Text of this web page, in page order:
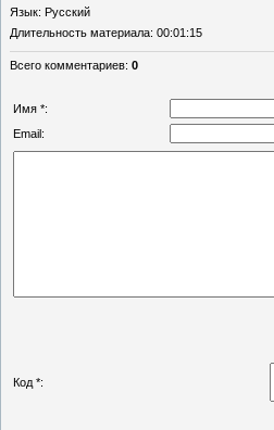
Язык: Русский
Длительность материала: 00:01:15
Всего комментариев: 0
Имя *:
Email:
Код *: